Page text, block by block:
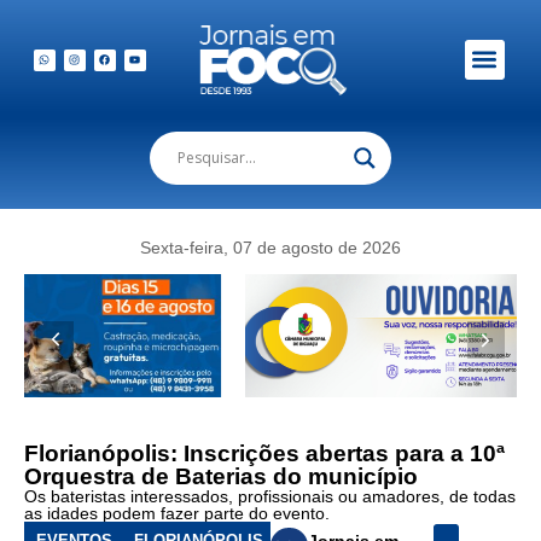
Sexta-feira, 07 de agosto de 2026
Florianópolis: Inscrições abertas para a 10ª
Orquestra de Baterias do município
Os bateristas interessados, profissionais ou amadores, de todas
as idades podem fazer parte do evento.